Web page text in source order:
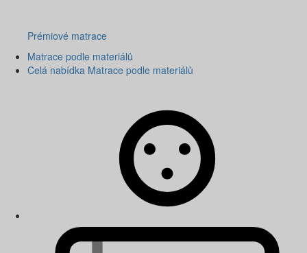
Prémiové matrace
Matrace podle materiálů
Celá nabídka Matrace podle materiálů